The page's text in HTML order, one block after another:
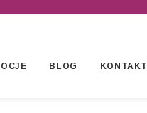
BLOG KONTAKT